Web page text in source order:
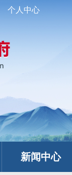
个人中心
新闻中心